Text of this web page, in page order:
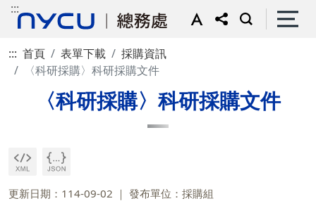
:::
::: 首頁 表單下載
採購資訊
〈科研採購〉科研採購文件
〈科研採購〉科研採購文件
更新日期：114-09-02 發布單位：採購組